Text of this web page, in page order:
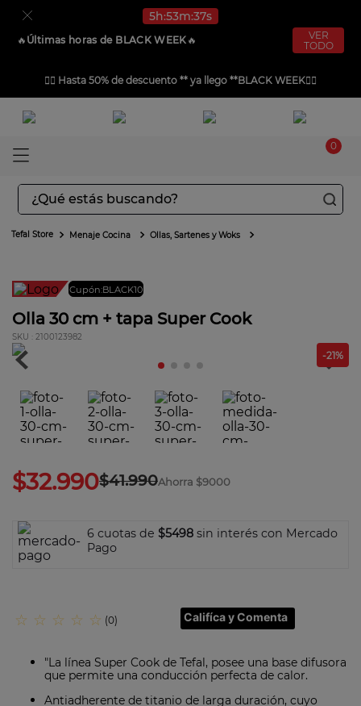
5h 53m 37s
🔥​ Últimas horas de BLACK WEEK 🔥​
VER
TODO
❤️‍🔥 Hasta 50% de descuento ** ya llego **BLACK WEEK❤️‍🔥
0
¿Qué estás buscando?
Menaje Cocina Ollas, Sartenes y Woks
Cupón:BLACK10
Olla 30 cm + tapa Super Cook
2100123982
-21%
$41.990
$32.990 Ahorra $9000
6 cuotas de $5498 sin interés con Mercado
Pago
☆ ☆ ☆ ☆ ☆ (0) Califíca y Comenta
"La línea Super Cook de Tefal, posee una base difusora
que permite una conducción perfecta de calor.
Antiadherente de titanio de larga duración, cuyo
TÉRMINOS MÁS BUSCADOS
2.
sarten
3.
ingenio
4.
sartenes
6.
olla presión
7.
olla
9.
sarten ceramica